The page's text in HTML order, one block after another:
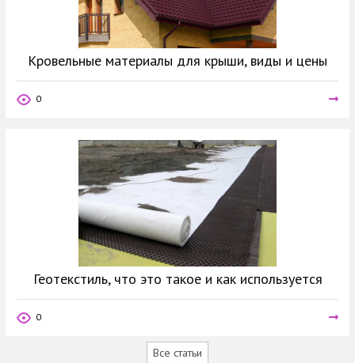
Кровельные материалы для крыши, виды и цены
0
Геотекстиль, что это такое и как используется
0
Все статьи